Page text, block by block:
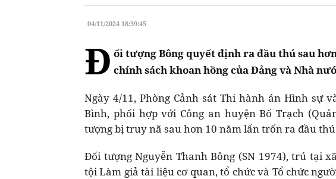
04/11/2024 18:39:45
Đ ối tượng Bông quyết định ra đầu thú sau
chính sách khoan hồng của Đảng và Nhà
Ngày 4/11, Phòng Cảnh sát Thi hành án Hình sự
Bình, phối hợp với Công an huyện Bố Trạch
tượng bị truy nã sau hơn 10 năm lẩn trốn ra đầu
Đối tượng Nguyễn Thanh Bông (SN 1974), trú tại
tội Làm giả tài liệu cơ quan, tổ chức và Tổ chức